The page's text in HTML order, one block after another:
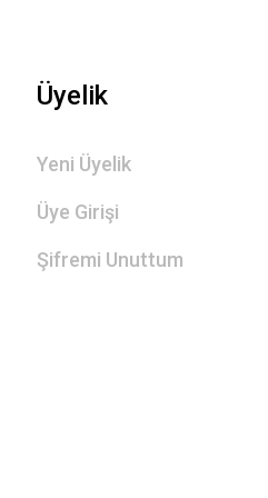
Üyelik
Yeni Üyelik
Üye Girişi
Şifremi Unuttum